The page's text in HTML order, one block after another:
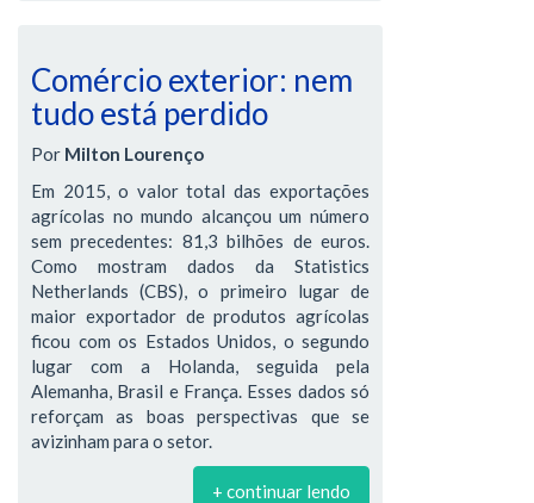
Comércio exterior: nem
tudo está perdido
Por Milton Lourenço
Em 2015, o valor total das exportações
agrícolas no mundo alcançou um número
sem precedentes: 81,3 bilhões de euros.
Como mostram dados da Statistics
Netherlands (CBS), o primeiro lugar de
maior exportador de produtos agrícolas
ficou com os Estados Unidos, o segundo
lugar com a Holanda, seguida pela
Alemanha, Brasil e França. Esses dados só
reforçam as boas perspectivas que se
avizinham para o setor.
+ continuar lendo